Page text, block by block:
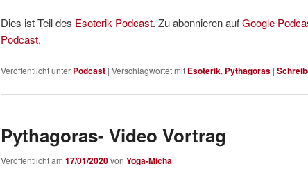
Dies ist Teil des Esoterik Podcast. Zu abonnieren aufGoogle
Podcast.
Veröffentlicht unter Podcast | Verschlagwortet mit Esoterik, Pythagoras |
Pythagoras- Video Vortrag
Veröffentlicht am 17/01/2020von Yoga-Micha